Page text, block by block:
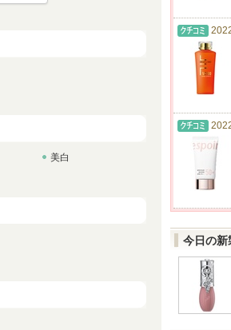
美白
今日の新